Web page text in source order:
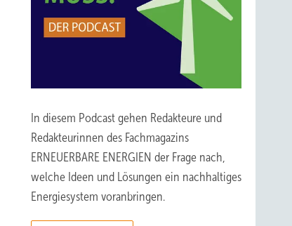
In diesem Podcast gehen Redakteure und
Redakteurinnen des Fachmagazins
ERNEUERBARE ENERGIEN der Frage nach,
welche Ideen und Lösungen ein nachhaltiges
Energiesystem voranbringen.